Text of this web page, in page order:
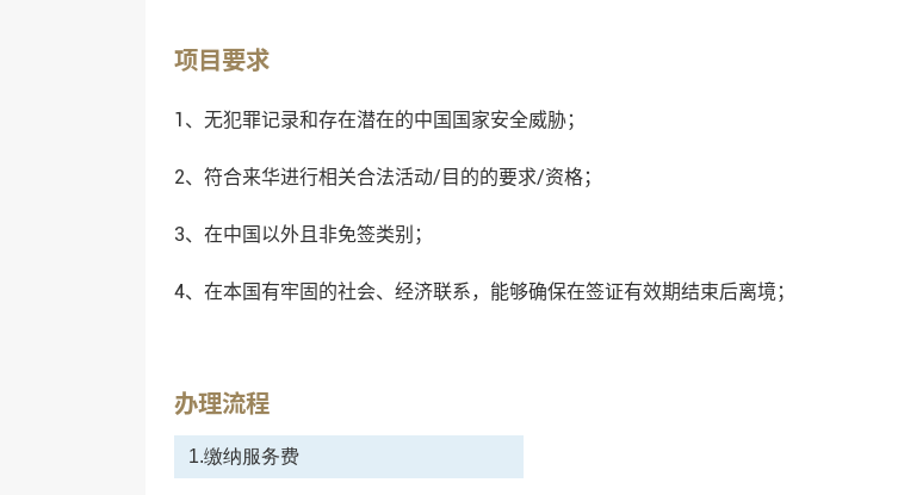
项目要求
1、无犯罪记录和存在潜在的中国国家安全威胁；
2、符合来华进行相关合法活动/目的的要求/资格；
3、在中国以外且非免签类别；
4、在本国有牢固的社会、经济联系，能够确保在签证有效期结束后离境；
办理流程
1.缴纳服务费